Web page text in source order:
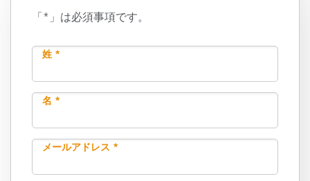
「*」は必須事項です。
姓 *
名 *
メールアドレス *